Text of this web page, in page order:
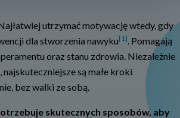
utrzymać motywację wtedy, gdy
dla stworzenia nawyku[1] . Pomagają
oraz stanu zdrowia. Niezależnie
są małe kroki
bez walki ze sobą.
skutecznych sposobów, aby